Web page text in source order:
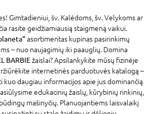
Gimtadieniui, šv. Kalėdoms, šv. Velykoms ar
rasite geidžiamiausią staigmeną vaikui.
asortimentas kupinas pasirinkimų
– nuo naujagimių iki paauglių. Domina
BARBIEžaislai? Apsilankykite mūsų fizinėje
internetinės parduotuvės katalogą –
kuo daugiau informacijos apie jus dominančią
edukacinių žaislų, kūrybinių rinkinių,
mašinyčių. Planuojantiems laisvalaikį